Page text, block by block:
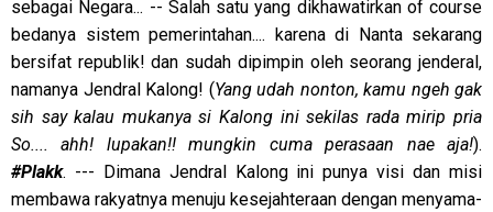
sebagai Negara... -- Salah satu yang dikhawatirkan of course
bedanya sistem pemerintahan.... karena di Nanta sekarang
bersifat republik! dan sudah dipimpin oleh seorang jenderal,
namanya Jendral Kalong! (Yang udah nonton, kamu ngeh gak
sih say kalau mukanya si Kalong ini sekilas rada mirip pria
So.... ahh! lupakan!! mungkin cuma perasaan nae aja!).
#Plakk. --- Dimana Jendral Kalong ini punya visi dan misi
membawa rakyatnya menuju kesejahteraan dengan menyama-